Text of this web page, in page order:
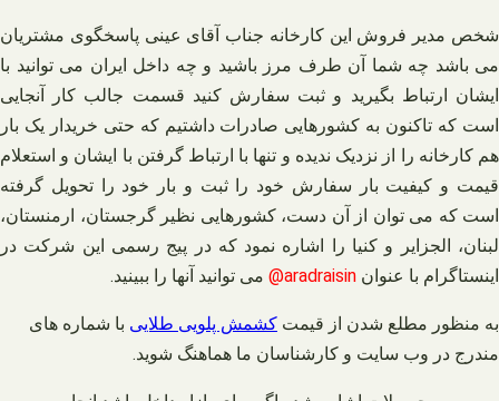
شخص مدیر فروش این کارخانه جناب آقای عینی پاسخگوی مشتریان
می‌ باشد چه شما آن طرف مرز باشید و چه داخل ایران می‌ توانید با
ایشان ارتباط بگیرید و ثبت سفارش کنید قسمت جالب کار آنجایی
است که تاکنون به کشورهایی صادرات داشتیم که حتی خریدار یک بار
هم کارخانه را از نزدیک ندیده و تنها با ارتباط گرفتن با ایشان و استعلام
قیمت و کیفیت بار سفارش خود را ثبت و بار خود را تحویل گرفته
است که می‌ توان از آن دست، کشورهایی نظیر گرجستان، ارمنستان،
لبنان، الجزایر و کنیا را اشاره نمود که در پیج رسمی این شرکت در
اینستاگرام با عنوان aradraisin@ می‌ توانید آنها را ببینید.
به منظور مطلع شدن از قیمت کشمش پلویی طلایی با شماره های
مندرج در وب سایت و کارشناسان ما هماهنگ شوید.